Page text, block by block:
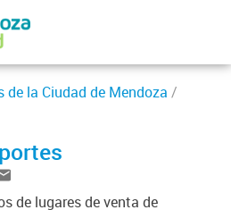
la Ciudad de Mendoza /
de lugares de venta de